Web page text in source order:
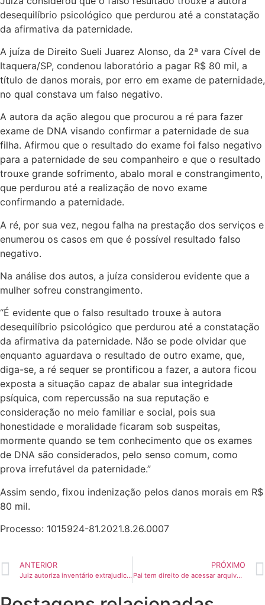
desequilíbrio psicológico que perdurou até a constatação
da afirmativa da paternidade.
A juíza de Direito Sueli Juarez Alonso, da 2ª vara Cível de
Itaquera/SP, condenou laboratório a pagar R$ 80 mil, a
título de danos morais, por erro em exame de paternidade,
no qual constava um falso negativo.
A autora da ação alegou que procurou a ré para fazer
exame de DNA visando confirmar a paternidade de sua
filha. Afirmou que o resultado do exame foi falso negativo
para a paternidade de seu companheiro e que o resultado
trouxe grande sofrimento, abalo moral e constrangimento,
que perdurou até a realização de novo exame
confirmando a paternidade.
A ré, por sua vez, negou falha na prestação dos serviços e
enumerou os casos em que é possível resultado falso
negativo.
Na análise dos autos, a juíza considerou evidente que a
mulher sofreu constrangimento.
“É evidente que o falso resultado trouxe à autora
desequilíbrio psicológico que perdurou até a constatação
da afirmativa da paternidade. Não se pode olvidar que
enquanto aguardava o resultado de outro exame, que,
diga-se, a ré sequer se prontificou a fazer, a autora ficou
exposta a situação capaz de abalar sua integridade
psíquica, com repercussão na sua reputação e
consideração no meio familiar e social, pois sua
honestidade e moralidade ficaram sob suspeitas,
mormente quando se tem conhecimento que os exames
de DNA são considerados, pelo senso comum, como
prova irrefutável da paternidade.”
Assim sendo, fixou indenização pelos danos morais em R$
80 mil.
Processo: 1015924-81.2021.8.26.0007
ANTERIOR
Juiz autoriza inventário extrajudicial mesmo com filhos menores de idade
PRÓXIMO
Pai tem direito de acessar arquivos “de valor sentimental” deixados pelo filho, morto em acidente de trânsito